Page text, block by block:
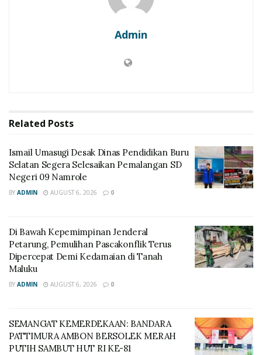
Admin
Related Posts
Ismail Umasugi Desak Dinas Pendidikan Buru
Selatan Segera Selesaikan Pemalangan SD
Negeri 09 Namrole
BY ADMIN AUGUST 6, 2026 0
Di Bawah Kepemimpinan Jenderal
Petarung, Pemulihan Pascakonflik Terus
Dipercepat Demi Kedamaian di Tanah
Maluku
BY ADMIN AUGUST 6, 2026 0
SEMANGAT KEMERDEKAAN: BANDARA
PATTIMURA AMBON BERSOLEK MERAH
PUTIH SAMBUT HUT RI KE-81